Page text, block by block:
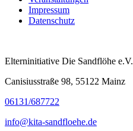
Impressum
Datenschutz
Elterninitiative Die Sandflöhe e.V.
Canisiusstraße 98, 55122 Mainz
06131/687722
info@kita-sandfloehe.de